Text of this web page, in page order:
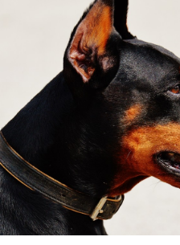
А
Б
В
Е